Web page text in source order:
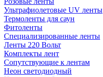
Ультрафиолетовые UV ленты
Термоленты для саун
Фитоленты
Специализированные ленты
Ленты 220 Вольт
Комплекты лент
Сопутствующие к лентам
Неон светодиодный